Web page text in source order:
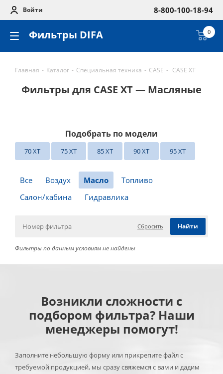
Войти 8-800-100-18-94
Фильтры DIFA 0
Главная - Каталог - Специальная техника - CASE - CASE XT
Фильтры для CASE XT — Масляные
Подобрать по модели
70 XT 75 XT 85 XT 90 XT 95 XT
Все Воздух Масло
Топливо
Салон/кабина
Гидравлика
Сбросить
Фильтры по данным условиям не найдены
Возникли сложности с
подбором фильтра? Наши
менеджеры помогут!
Заполните небольшую форму или прикрепите файл с
требуемой продукцией, мы сразу свяжемся с вами и дадим